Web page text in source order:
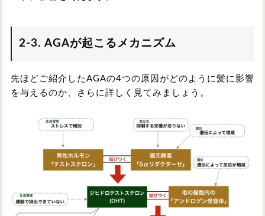
2-3. AGAが起こるメカニズム
先ほどご紹介したAGAの4つの原因がどのように髪に影響
を与えるのか、さらに詳しく見てみましょう。